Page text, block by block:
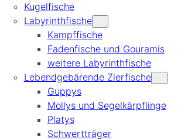
Kugelfische
Labyrinthfische
Kampffische
Fadenfische und Gouramis
weitere Labyrinthfische
Lebendgebärende Zierfische
Guppys
Mollys und Segelkärpflinge
Platys
Schwertträger